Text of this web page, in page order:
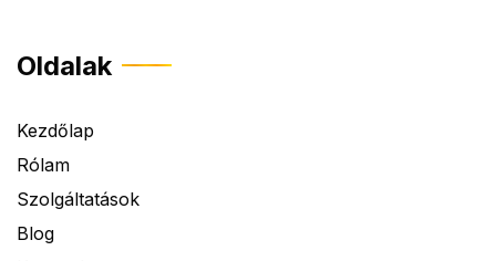
Oldalak
Kezdőlap
Rólam
Szolgáltatások
Blog